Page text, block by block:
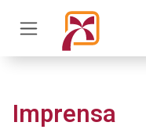
Imprensa